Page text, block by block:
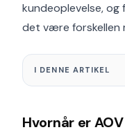
kundeoplevelse,
det være forskellen
I DENNE ARTIKEL
Hvornår er AOV